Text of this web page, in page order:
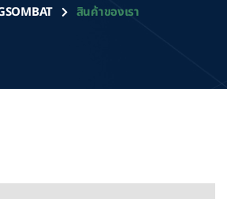
สินค้าของเรา